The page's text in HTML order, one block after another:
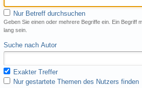
Nur Betreff durchsuchen
Geben Sie einen oder mehrere Begriffe ein. Ein Begriff
lang sein.
Suche nach Autor
Exakter Treffer
Nur gestartete Themen des Nutzers finden